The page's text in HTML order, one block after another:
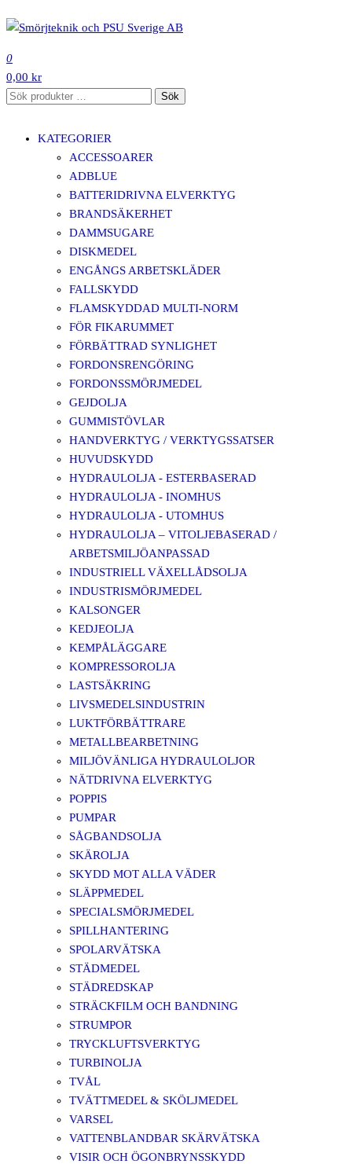
till
innehåll
0
0,00 kr
Sök
Sök
KATEGORIER
ACCESSOARER
ADBLUE
BATTERIDRIVNA ELVERKTYG
BRANDSÄKERHET
DAMMSUGARE
DISKMEDEL
ENGÅNGS ARBETSKLÄDER
FALLSKYDD
FLAMSKYDDAD MULTI-NORM
FÖR FIKARUMMET
FÖRBÄTTRAD SYNLIGHET
FORDONSRENGÖRING
FORDONSSMÖRJMEDEL
GEJDOLJA
GUMMISTÖVLAR
HANDVERKTYG / VERKTYGSSATSER
HUVUDSKYDD
HYDRAULOLJA - ESTERBASERAD
HYDRAULOLJA - INOMHUS
HYDRAULOLJA - UTOMHUS
HYDRAULOLJA – VITOLJEBASERAD /
ARBETSMILJÖANPASSAD
INDUSTRIELL VÄXELLÅDSOLJA
INDUSTRISMÖRJMEDEL
KALSONGER
KEDJEOLJA
KEMPÅLÄGGARE
KOMPRESSOROLJA
LASTSÄKRING
LIVSMEDELSINDUSTRIN
LUKTFÖRBÄTTRARE
METALLBEARBETNING
MILJÖVÄNLIGA HYDRAULOLJOR
NÄTDRIVNA ELVERKTYG
POPPIS
PUMPAR
SÅGBANDSOLJA
SKÄROLJA
SKYDD MOT ALLA VÄDER
SLÄPPMEDEL
SPECIALSMÖRJMEDEL
SPILLHANTERING
SPOLARVÄTSKA
STÄDMEDEL
STÄDREDSKAP
STRÄCKFILM OCH BANDNING
STRUMPOR
TRYCKLUFTSVERKTYG
TURBINOLJA
TVÅL
TVÄTTMEDEL & SKÖLJMEDEL
VARSEL
VATTENBLANDBAR SKÄRVÄTSKA
VISIR OCH ÖGONBRYNSSKYDD